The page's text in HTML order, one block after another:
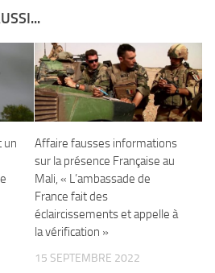
un
Affaire fausses informations
sur la présence Française au
Mali, « L’ambassade de
France fait des
éclaircissements et appelle à
la vérification »
15 SEPTEMBRE 2022